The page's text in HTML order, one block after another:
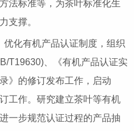
法标准等，为茶叶标准化生
支撑。
化有机产品认证制度，组织
T19630)、《有机产品认证实
》的修订发布工作，启动
工作。研究建立茶叶等有机
一步规范认证过程的产品抽